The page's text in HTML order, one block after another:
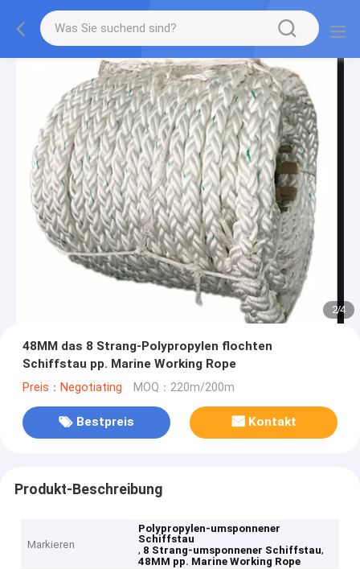
2/4
48MM das 8 Strang-Polypropylen flochten
Schiffstau pp. Marine Working Rope
Preis：Negotiating MOQ：220m/200m
Bestpreis Kontakt
Produkt-Beschreibung
Markieren
Polypropylen-umsponnener
Schiffstau
, 8 Strang-umsponnener Schiffstau,
48MM pp. Marine Working Rope